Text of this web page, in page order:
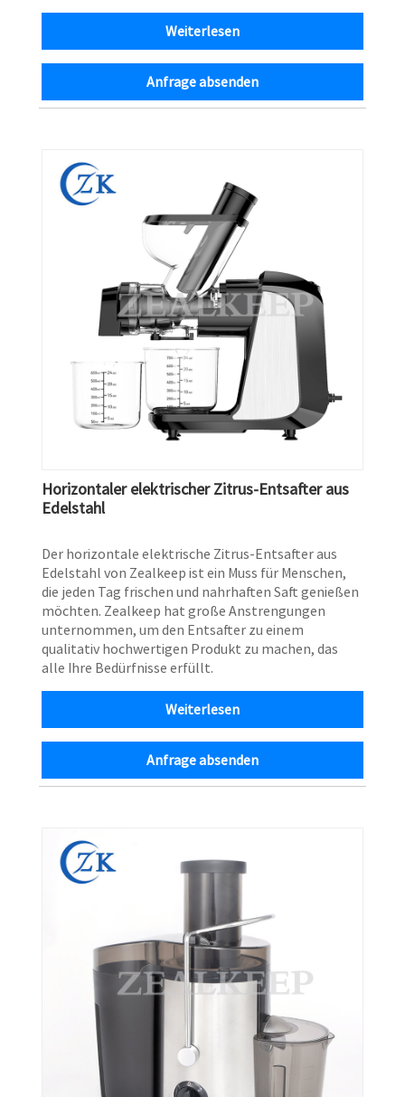
Weiterlesen
Anfrage absenden
Horizontaler elektrischer Zitrus-Entsafter aus
Edelstahl
Der horizontale elektrische Zitrus-Entsafter aus
Edelstahl von Zealkeep ist ein Muss für Menschen,
die jeden Tag frischen und nahrhaften Saft genießen
möchten. Zealkeep hat große Anstrengungen
unternommen, um den Entsafter zu einem
qualitativ hochwertigen Produkt zu machen, das
alle Ihre Bedürfnisse erfüllt.
Weiterlesen
Anfrage absenden